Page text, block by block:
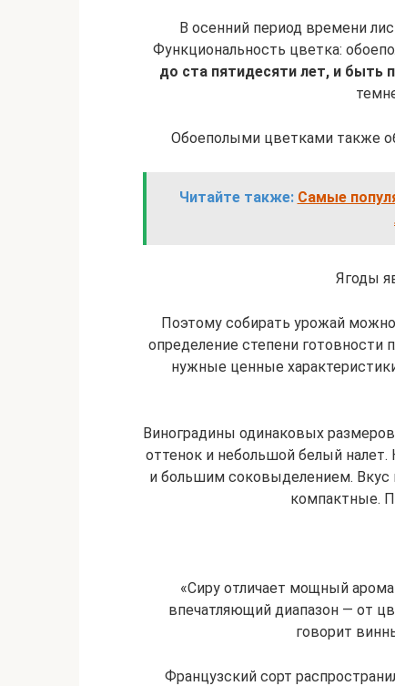
В осенний период времени
Функциональность цветка:
до ста пятидесяти лет, и быть
Обоеполыми цветками также
Читайте также: Самые
Ягоды
Поэтому собирать урожай
определение степени готовности
нужные ценные
Виноградины одинаковых
оттенок и небольшой белый
и большим соковыделением. Вкус
компактные.
«Сиру отличает мощный
впечатляющий диапазон — от
говорит
Французский сорт